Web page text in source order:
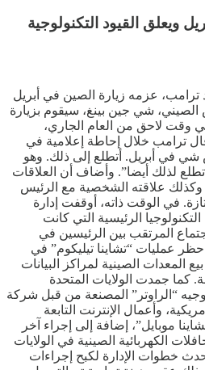
ويعلق القيود التكنولوجية
ترامب، عزمه زيارة الصين في أبريل
الصيني، شي جين بينغ، سيقوم بزيارة
في وقت لاحق من العام الجاري،
ترامب خلال إحاطة إعلامية في
شي في أبريل. أتطلع إلى ذلك. وهو
أتطلع لذلك أيضا”. وأضاف أن العلاقات
وكذلك علاقته الشخصية مع الرئيس
في الوقت ذاته، أوقفت إدارة
الرئيسية التي كانت
المرتقب بين الرئيسين في
عمليات “تشاينا تيليكوم” في
المعدات الصينية لمراكز البيانات
كما جمدت الولايات المتحدة
“الراوتر” المصنعة من قبل شركة
وأعمال الإنترنت التابعة
موبايل”، إضافة إلى إجراء آخر
الكهربائية الصينية في الولايات
خطوات الإدارة لكبح إجراءات